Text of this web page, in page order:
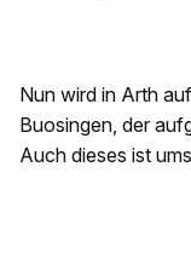
Nun wird in Arth
Buosingen, der
Auch dieses ist